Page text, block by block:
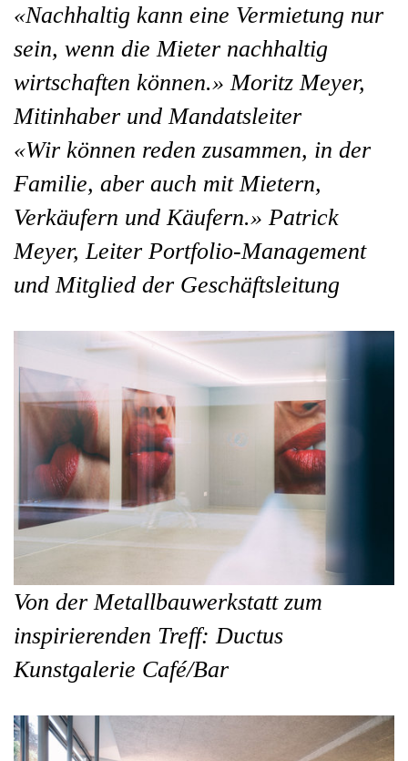
«Nachhaltig kann eine Vermietung nur
sein, wenn die Mieter nachhaltig
wirtschaften können.» Moritz Meyer,
Mitinhaber und Mandatsleiter
«Wir können reden zusammen, in der
Familie, aber auch mit Mietern,
Verkäufern und Käufern.» Patrick
Meyer, Leiter Portfolio-Management
und Mitglied der Geschäftsleitung
Von der Metallbauwerkstatt zum
inspirierenden Treff: Ductus
Kunstgalerie Café/Bar